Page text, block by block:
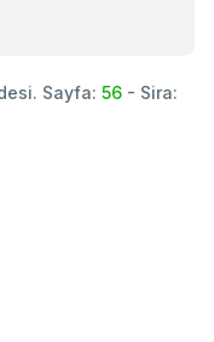
Sayfa: 56 - Sira: